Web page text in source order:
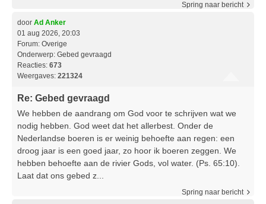
Spring naar bericht
door Ad Anker
01 aug 2026, 20:03
Forum: Overige
Onderwerp: Gebed gevraagd
Reacties: 673
Weergaves: 221324
Re: Gebed gevraagd
We hebben de aandrang om God voor te schrijven wat we
nodig hebben. God weet dat het allerbest. Onder de
Nederlandse boeren is er weinig behoefte aan regen: een
droog jaar is een goed jaar, zo hoor ik boeren zeggen. We
hebben behoefte aan de rivier Gods, vol water. (Ps. 65:10).
Laat dat ons gebed z...
Spring naar bericht